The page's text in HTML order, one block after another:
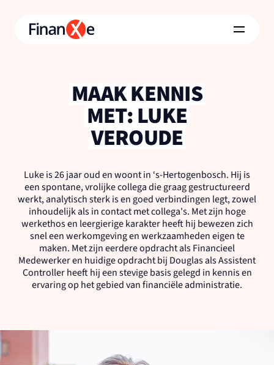
MAAK KENNIS
MET: LUKE
VEROUDE
Luke is 26 jaar oud en woont in ‘s-Hertogenbosch. Hij is
een spontane, vrolijke collega die graag gestructureerd
werkt, analytisch sterk is en goed verbindingen legt, zowel
inhoudelijk als in contact met collega's. Met zijn hoge
werkethos en leergierige karakter heeft hij bewezen zich
snel een werkomgeving en werkzaamheden eigen te
maken. Met zijn eerdere opdracht als Financieel
Medewerker en huidige opdracht bij Douglas als Assistent
Controller heeft hij een stevige basis gelegd in kennis en
ervaring op het gebied van financiële administratie.